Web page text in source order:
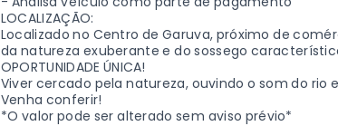
LOCALIZAÇÃO:
Localizado no Centro de Garuva, próximo de
da natureza exuberante e do sossego
OPORTUNIDADE ÚNICA!
Viver cercado pela natureza, ouvindo o som do
Venha conferir!
*O valor pode ser alterado sem aviso prévio*